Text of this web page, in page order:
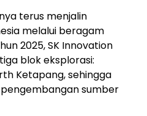
terus menjalin
melalui beragam
2025, SK Innovation
blok eksplorasi:
Ketapang, sehingga
sumber